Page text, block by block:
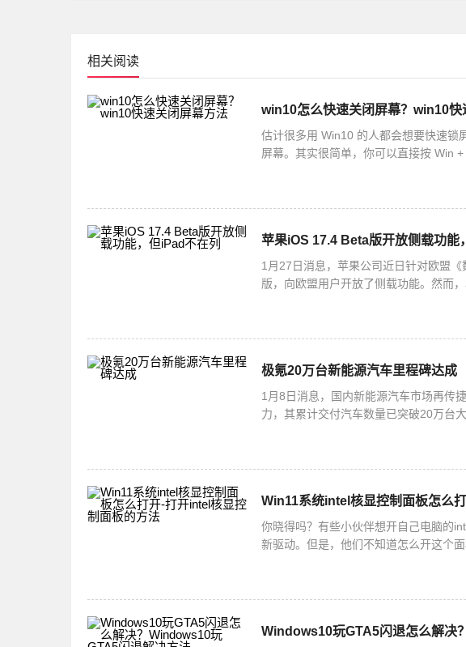
相关阅读
win10怎么快速关闭屏幕？win10快
估计很多用 Win10 的人都会想要快速锁
屏幕。其实很简单，你可以直接按 Win
苹果iOS 17.4 Beta版开放侧载功能
1月27日消息，苹果公司近日针对欧盟
版，向欧盟用户开放了侧载功能。然而
极氪20万台新能源汽车里程碑达成
1月8日消息，国内新能源汽车市场再传
力，其累计交付汽车数量已突破20万台
Win11系统intel核显控制面板怎么
你晓得吗？有些小伙伴想开自己电脑的
新驱动。但是，他们不知道怎么开这个
Windows10玩GTA5闪退怎么解决